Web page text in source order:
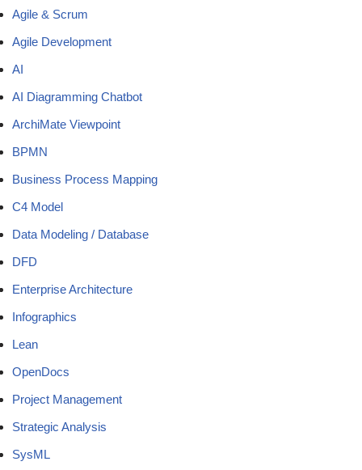
Agile & Scrum
Agile Development
AI
AI Diagramming Chatbot
ArchiMate Viewpoint
BPMN
Business Process Mapping
C4 Model
Data Modeling / Database
DFD
Enterprise Architecture
Infographics
Lean
OpenDocs
Project Management
Strategic Analysis
SysML